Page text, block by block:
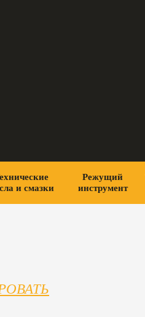
и смазки
Режущий
инструмент